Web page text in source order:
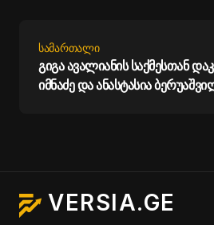
ᲡᲐᲛᲐᲠᲗᲐᲚᲘ
გიგა ავალიანის საქმესთან
იმნაძე და ანასტასია
VERSIA.GE